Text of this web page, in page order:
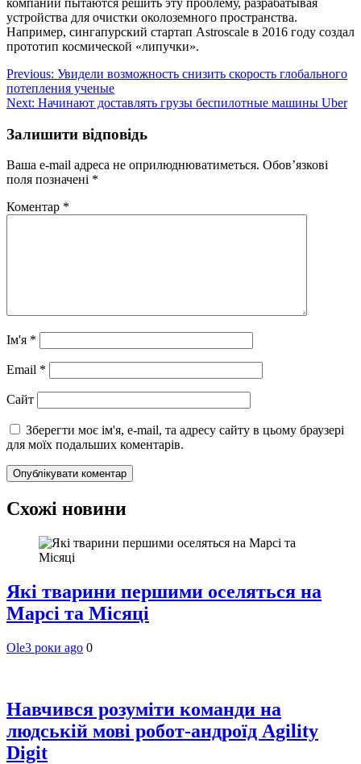
устройства для очистки околоземного пространства.
Например, сингапурский стартап Astroscale в 2016 году создал
прототип космической «липучки».
Навігація
записів
Previous: Увидели возможность снизить скорость глобального
потепления ученые
Next: Начинают доставлять грузы беспилотные машины Uber
Залишити відповідь
Ваша e-mail адреса не оприлюднюватиметься. Обов’язкові
поля позначені *
Коментар *
Ім'я *
Email *
Сайт
Зберегти моє ім'я, e-mail, та адресу сайту в цьому браузері
для моїх подальших коментарів.
Схожі новини
Які тварини першими оселяться на
Марсі та Місяці
Ole3 роки ago 0
Навчився розуміти команди на
людській мові робот-андроїд Agility
Digit